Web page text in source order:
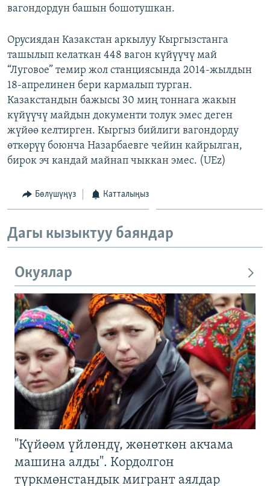
ЭЕ/АРнун бардык сайттары
вагондордун башын бошотушкан.
Орусиядан Казакстан аркылуу Кыргызстанга
ташылып келаткан 448 вагон күйүүчү май
“Луговое” темир жол станциясында 2014-жылдын
18-апрелинен бери кармалып турган.
Казакстандын бажысы 30 миң тоннага жакын
күйүүчү майдын документи толук эмес деген
жүйөө келтирген. Кыргыз бийлиги вагондорду
өткөрүү боюнча Назарбаевге чейин кайрылган,
бирок эч кандай майнап чыккан эмес. (UEz)
Бөлүшүңүз Катталыңыз
Дагы кызыктуу баяндар
Окуялар
"Күйөөм үйлөндү, жөнөткөн акчама
машина алды". Кордолгон
түркмөнстандык мигрант аялдар